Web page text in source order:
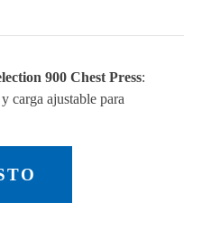
900 Chest Press:
carga ajustable para